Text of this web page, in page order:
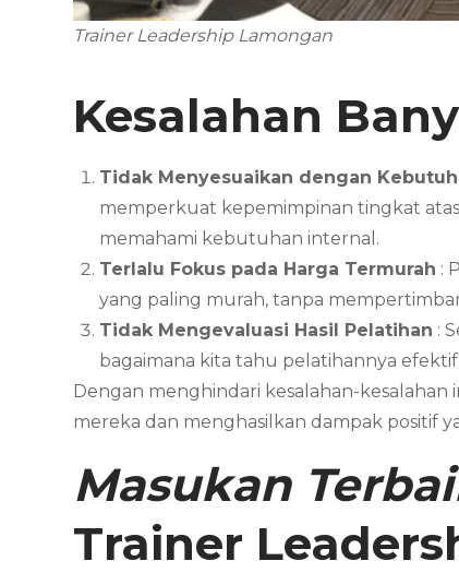
Trainer Leadership Lamongan
Kesalahan
Tidak Menyesuaikan dengan
memperkuat kepemimpinan tingkat
memahami kebutuhan internal.
Terlalu Fokus pada Harga Termurah :
yang paling murah, tanpa
Tidak Mengevaluasi Hasil Pelatihan :
bagaimana kita tahu pelatihannya
Dengan menghindari kesalahan-
mereka dan menghasilkan dampak positif
Masukan
Trainer